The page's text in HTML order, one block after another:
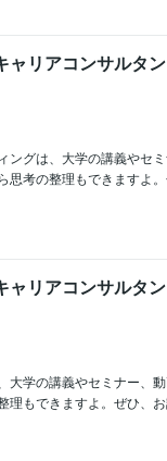
リアコンサルタ
グは、大学の講義やセ
考の整理もできますよ
リアコンサルタ
学の講義やセミナー、
もできますよ。ぜひ、お